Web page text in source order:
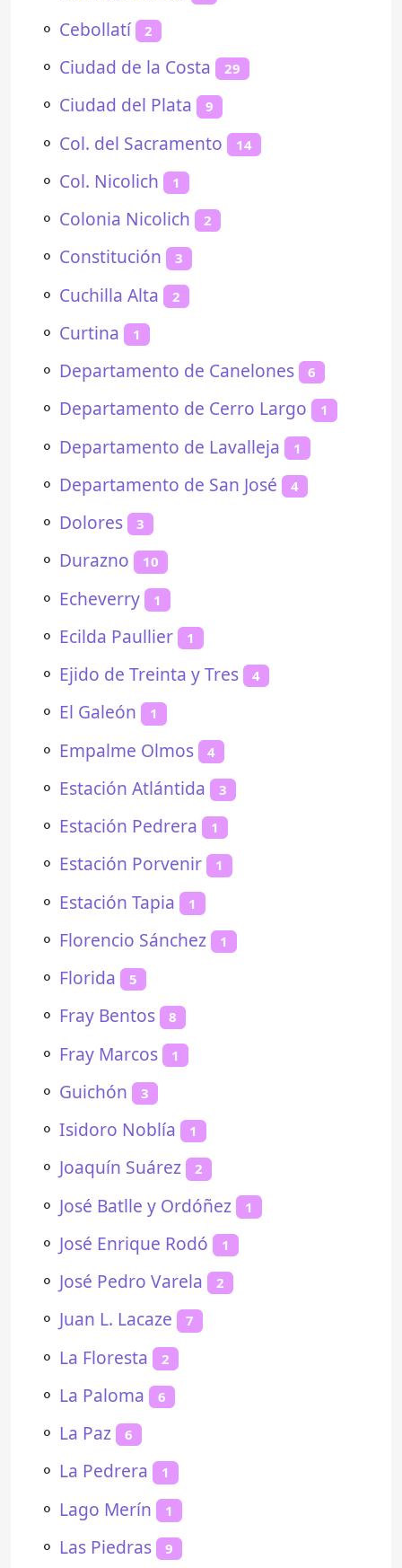
⚬ Cebollatí 2
⚬ Ciudad de la Costa 29
⚬ Ciudad del Plata 9
⚬ Col. del Sacramento 14
⚬ Col. Nicolich 1
⚬ Colonia Nicolich 2
⚬ Constitución 3
⚬ Cuchilla Alta 2
⚬ Curtina 1
⚬ Departamento de Canelones 6
⚬ Departamento de Cerro Largo 1
⚬ Departamento de Lavalleja 1
⚬ Departamento de San José 4
⚬ Dolores 3
⚬ Durazno 10
⚬ Echeverry 1
⚬ Ecilda Paullier 1
⚬ Ejido de Treinta y Tres 4
⚬ El Galeón 1
⚬ Empalme Olmos 4
⚬ Estación Atlántida 3
⚬ Estación Pedrera 1
⚬ Estación Porvenir 1
⚬ Estación Tapia 1
⚬ Florencio Sánchez 1
⚬ Florida 5
⚬ Fray Bentos 8
⚬ Fray Marcos 1
⚬ Guichón 3
⚬ Isidoro Noblía 1
⚬ Joaquín Suárez 2
⚬ José Batlle y Ordóñez 1
⚬ José Enrique Rodó 1
⚬ José Pedro Varela 2
⚬ Juan L. Lacaze 7
⚬ La Floresta 2
⚬ La Paloma 6
⚬ La Paz 6
⚬ La Pedrera 1
⚬ Lago Merín 1
⚬ Las Piedras 9